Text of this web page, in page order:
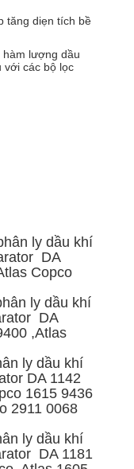
tăng diẹn tích bề
hàm lượng dầu
với các bộ lọc
ly dầu khí
DA
Copco
ly dầu khí
DA
,Atlas
ly dầu khí
DA 1142
1615 9436
2911 0068
ly dầu khí
DA 1181